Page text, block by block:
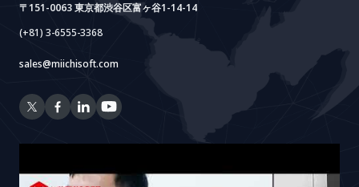
〒151-0063 東京都渋谷区富ヶ谷1-14-14
(+81) 3-6555-3368
sales@miichisoft.com